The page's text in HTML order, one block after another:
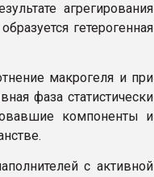
агрегирования
гетерогенная
макрогеля и при
фаза статистически
компоненты и
с активной